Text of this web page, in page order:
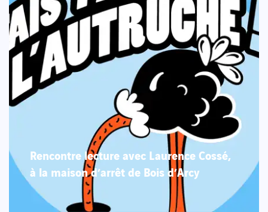
Rencontre lecture avec Laurence Cossé,
à la maison d’arrêt de Bois d’Arcy